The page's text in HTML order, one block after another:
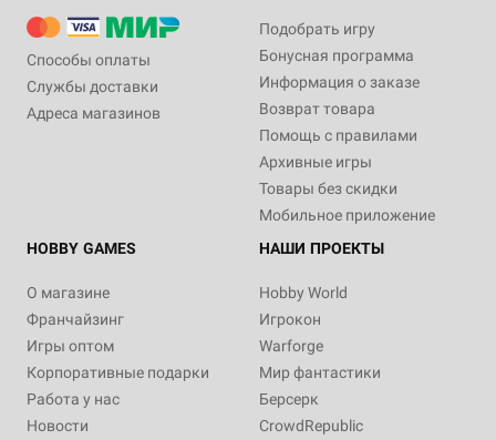
Способы оплаты
Службы доставки
Адреса магазинов
Подобрать игру
Бонусная программа
Информация о заказе
Возврат товара
Помощь с правилами
Архивные игры
Товары без скидки
Мобильное приложение
HOBBY GAMES
О магазине
Франчайзинг
Игры оптом
Корпоративные подарки
Работа у нас
Новости
НАШИ ПРОЕКТЫ
Hobby World
Игрокон
Warforge
Мир фантастики
Берсерк
CrowdRepublic